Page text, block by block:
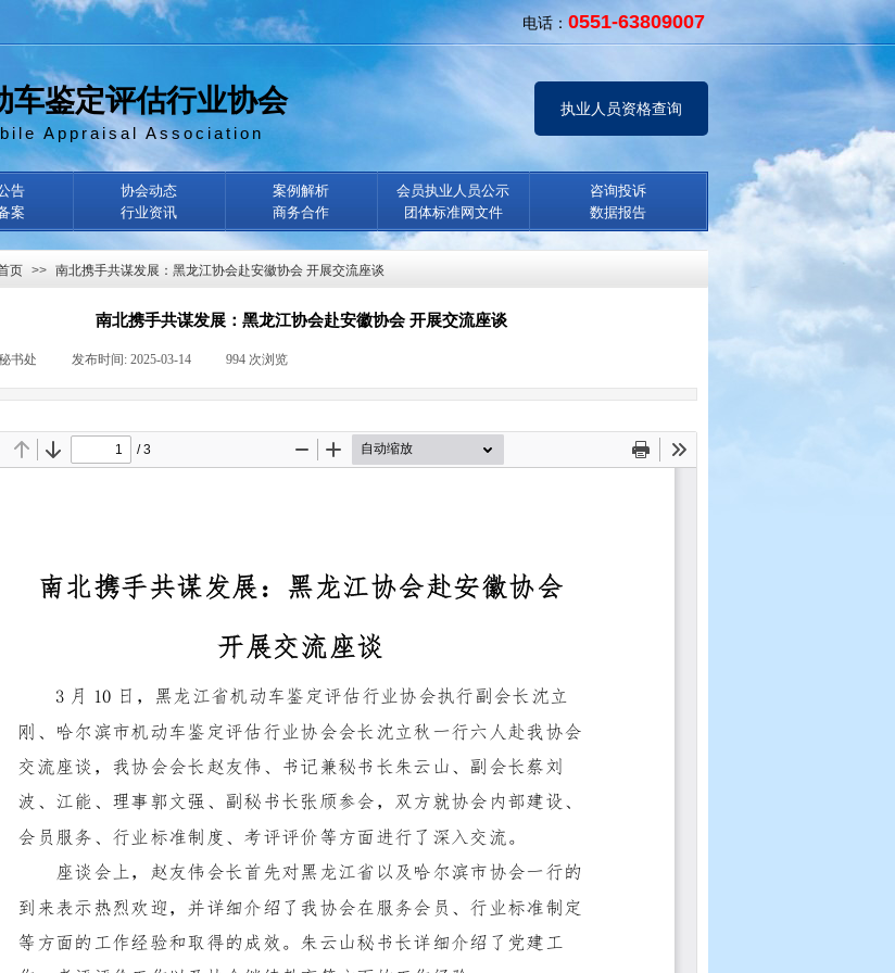
咨询投诉
数据报告
告
案
协会动态
行业资讯
案例解析
商务合作
会员执业人员公示
团体标准网文件
电话： 0551-63809007
执业人员资格查询
车鉴定评估行业协会
Appraisal Association
南北携手共谋发展：黑龙江协会赴安徽协会 开展交流座谈
书处 发布时间: 2025-03-14 994 次浏览
页 >> 南北携手共谋发展：黑龙江协会赴安徽协会 开展交流座谈